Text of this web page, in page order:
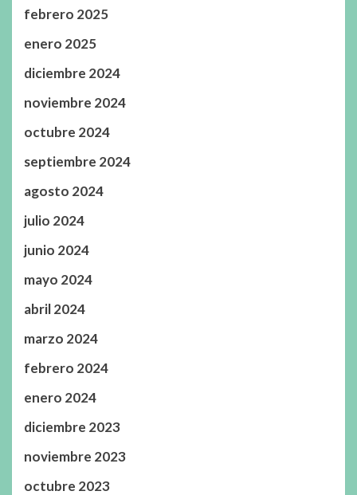
febrero 2025
enero 2025
diciembre 2024
noviembre 2024
octubre 2024
septiembre 2024
agosto 2024
julio 2024
junio 2024
mayo 2024
abril 2024
marzo 2024
febrero 2024
enero 2024
diciembre 2023
noviembre 2023
octubre 2023